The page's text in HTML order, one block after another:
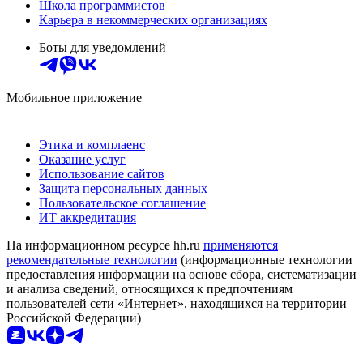
Школа программистов
Карьера в некоммерческих организациях
Боты для уведомлений
Мобильное приложение
Этика и комплаенс
Оказание услуг
Использование сайтов
Защита персональных данных
Пользовательское соглашение
ИТ аккредитация
На информационном ресурсе hh.ru применяются
рекомендательные технологии (информационные технологии
предоставления информации на основе сбора, систематизации
и анализа сведений, относящихся к предпочтениям
пользователей сети «Интернет», находящихся на территории
Российской Федерации)